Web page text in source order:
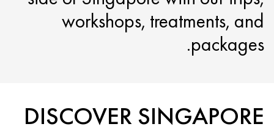
workshops, treatments, and
packages.
DISCOVER SINGAPORE